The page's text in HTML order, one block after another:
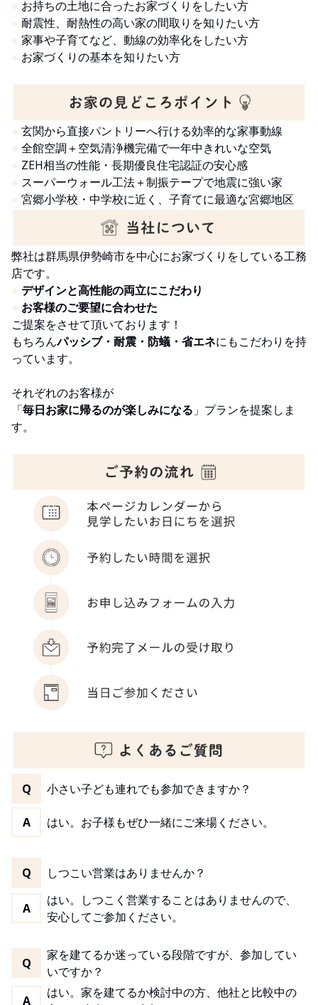
● お持ちの土地に合ったお家づくりをしたい方
● 耐震性、耐熱性の高い家の間取りを知りたい方
● 家事や子育てなど、動線の効率化をしたい方
● お家づくりの基本を知りたい方
● 玄関から直接パントリーへ行ける効率的な家事動線
● 全館空調＋空気清浄機完備で一年中きれいな空気
● ZEH相当の性能・長期優良住宅認証の安心感
● スーパーウォール工法＋制振テープで地震に強い家
● 宮郷小学校・中学校に近く、子育てに最適な宮郷地区
弊社は群馬県伊勢崎市を中心にお家づくりをしている工務
店です。
● デザインと高性能の両立にこだわり
● お客様のご要望に合わせた
ご提案をさせて頂いております！
もちろんパッシブ・耐震・防蟻・省エネにもこだわりを持
っています。
それぞれのお客様が
「毎日お家に帰るのが楽しみになる 」プランを提案しま
す。
Q 小さい子ども連れでも参加できますか？
A はい。お子様もぜひ一緒にご来場ください。
Q しつこい営業はありませんか？
A
はい。しつこく営業することはありませんので、
安心してご参加ください。
Q
家を建てるか迷っている段階ですが、参加してい
いですか？
A
はい。家を建てるか検討中の方、他社と比較中の